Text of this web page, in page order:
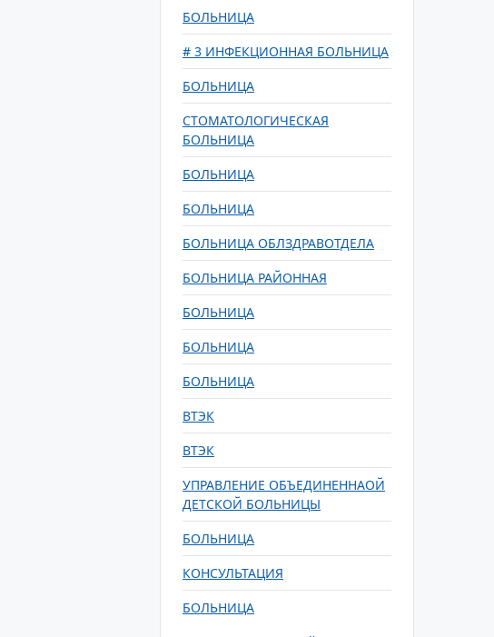
БОЛЬНИЦА
# 3 ИНФЕКЦИОННАЯ БОЛЬНИЦА
БОЛЬНИЦА
СТОМАТОЛОГИЧЕСКАЯ
БОЛЬНИЦА
БОЛЬНИЦА
БОЛЬНИЦА
БОЛЬНИЦА ОБЛЗДРАВОТДЕЛА
БОЛЬНИЦА РАЙОННАЯ
БОЛЬНИЦА
БОЛЬНИЦА
БОЛЬНИЦА
ВТЭК
ВТЭК
УПРАВЛЕНИЕ ОБЪЕДИНЕННАОЙ
ДЕТСКОЙ БОЛЬНИЦЫ
БОЛЬНИЦА
КОНСУЛЬТАЦИЯ
БОЛЬНИЦА